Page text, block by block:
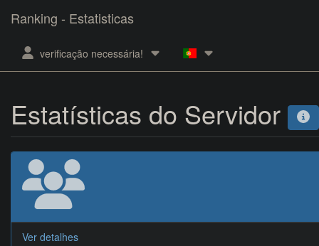
Ranking - Estatisticas
verificação necessária!
Estatísticas do Servidor
Ver detalhes